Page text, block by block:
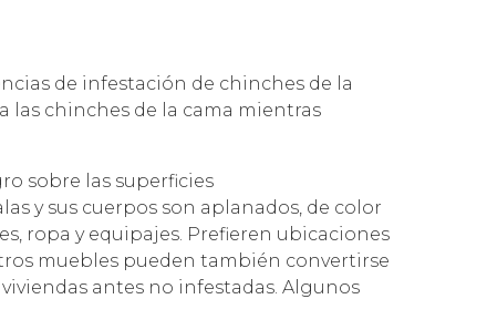
de infestación de chinches de la
las chinches de la cama mientras
sobre las superficies
y sus cuerpos son aplanados, de color
ropa y equipajes. Prefieren ubicaciones
muebles pueden también convertirse
antes no infestadas. Algunos